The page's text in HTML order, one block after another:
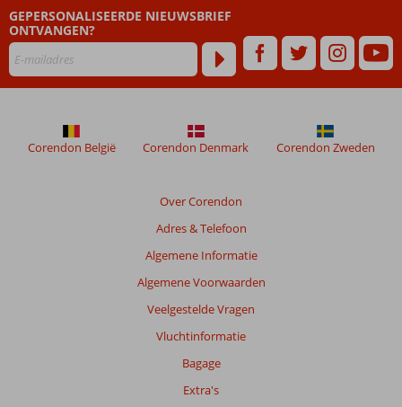
na
hun
verblijf
in
GEPERSONALISEERDE NIEUWSBRIEF
ONTVANGEN?
Over Corendon
Adres & Telefoon
Algemene Informatie
Algemene Voorwaarden
Veelgestelde Vragen
Vluchtinformatie
Bagage
Extra's
Corendon België Corendon Denmark Corendon Zweden